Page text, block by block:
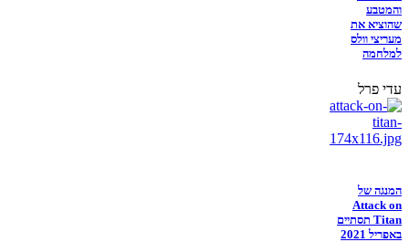
והמטבע
שהוציא את
מעריצי וולס
למלחמה
עדי פרל
המנגה של
Attack on
Titan תסתיים
באפריל 2021